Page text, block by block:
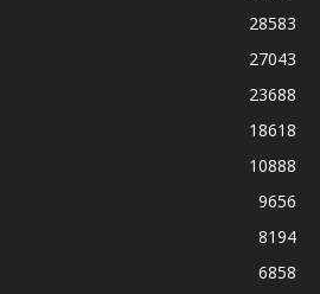
28583
27043
23688
18618
10888
9656
8194
6858